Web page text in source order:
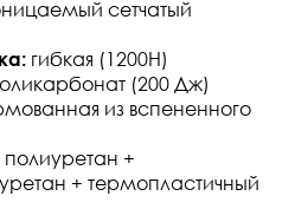
сетчатый
гибкая (1200Н)
(200 Дж)
из вспененного
+
+ термопластичный